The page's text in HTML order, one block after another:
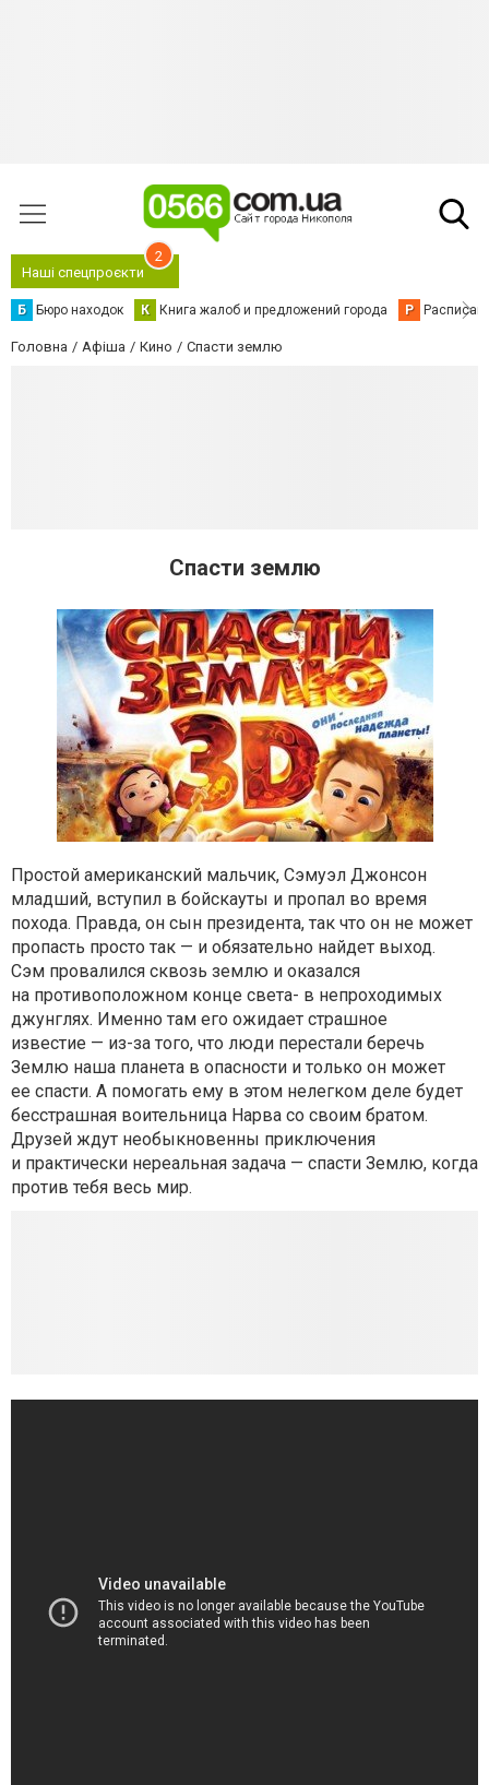
Наші спецпроєкти
2
Б Бюро находок К Книга жалоб и предложений города Р
Головна Афіша Кино Спасти землю
Спасти землю
Простой американский мальчик, Сэмуэл Джонсон
младший, вступил в бойскауты и пропал во время
похода. Правда, он сын президента, так что он не может
пропасть просто так — и обязательно найдет выход.
Сэм провалился сквозь землю и оказался
на противоположном конце света- в непроходимых
джунглях. Именно там его ожидает страшное
известие — из-за того, что люди перестали беречь
Землю наша планета в опасности и только он может
ее спасти. А помогать ему в этом нелегком деле будет
бесстрашная воительница Нарва со своим братом.
Друзей ждут необыкновенны приключения
и практически нереальная задача — cпасти Землю, когда
против тебя весь мир.